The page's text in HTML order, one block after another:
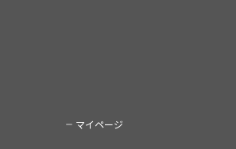
マイページ